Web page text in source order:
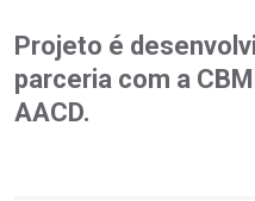
Projeto é
parceria com a
AACD.